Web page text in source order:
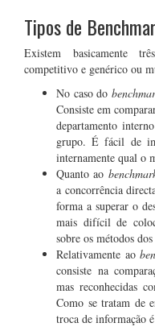
Tipos de
Existem basicamente
competitivo e genérico ou
No caso do
Consiste em
departamento
grupo. É fácil de
internamente qual o
Quanto ao
a concorrência
forma a superar o
mais difícil de
sobre os métodos
Relativamente ao
consiste na
mas reconhecidas
Como se tratam de
troca de informação